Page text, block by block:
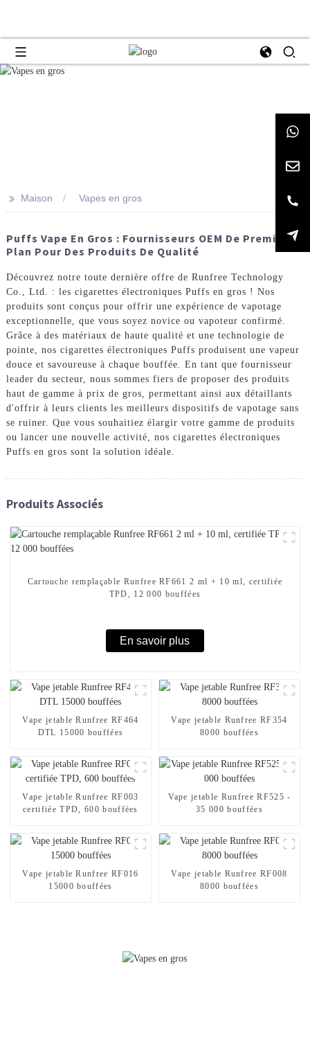
>> Maison Vapes en gros
Puffs Vape En Gros : Fournisseurs OEM De Premier
Plan Pour Des Produits De Qualité
Découvrez notre toute dernière offre de Runfree Technology
Co., Ltd. : les cigarettes électroniques Puffs en gros ! Nos
produits sont conçus pour offrir une expérience de vapotage
exceptionnelle, que vous soyez novice ou vapoteur confirmé.
Grâce à des matériaux de haute qualité et une technologie de
pointe, nos cigarettes électroniques Puffs produisent une vapeur
douce et savoureuse à chaque bouffée. En tant que fournisseur
leader du secteur, nous sommes fiers de proposer des produits
haut de gamme à prix de gros, permettant ainsi aux détaillants
d'offrir à leurs clients les meilleurs dispositifs de vapotage sans
se ruiner. Que vous souhaitiez élargir votre gamme de produits
ou lancer une nouvelle activité, nos cigarettes électroniques
Puffs en gros sont la solution idéale.
Produits Associés
Cartouche remplaçable Runfree RF661 2 ml + 10 ml, certifiée
TPD, 12 000 bouffées
En savoir plus
Vape jetable Runfree RF464
DTL 15000 bouffées
Vape jetable Runfree RF354
8000 bouffées
Vape jetable Runfree RF003
certifiée TPD, 600 bouffées
Vape jetable Runfree RF525 -
35 000 bouffées
Vape jetable Runfree RF016
15000 bouffées
Vape jetable Runfree RF008
8000 bouffées